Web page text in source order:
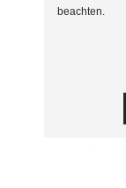
beachten.